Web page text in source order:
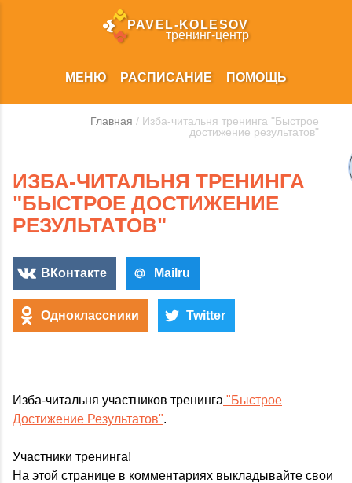
PAVEL‑KOLESOV
тренинг‑центр
МЕНЮ РАСПИСАНИЕ ПОМОЩЬ
Главная / Изба-читальня тренинга "Быстрое
достижение результатов"
ИЗБА-ЧИТАЛЬНЯ ТРЕНИНГА
"БЫСТРОЕ ДОСТИЖЕНИЕ
РЕЗУЛЬТАТОВ"
ВКонтакте Mailru
Одноклассники Twitter
Изба-читальня участников тренинга "Быстрое
Достижение Результатов".
Участники тренинга!
На этой странице в комментариях выкладывайте свои